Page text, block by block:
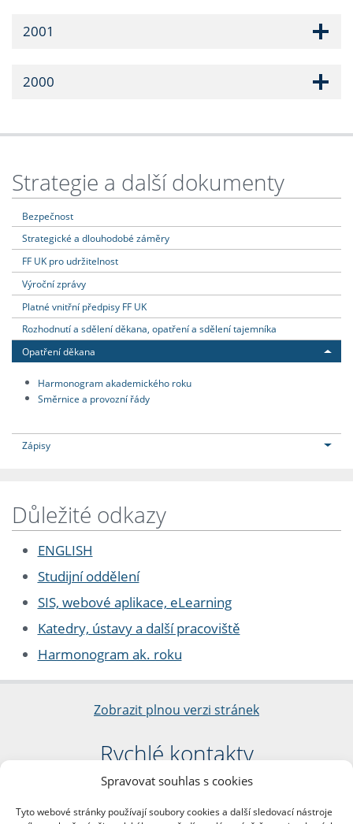
Spravovat souhlas s cookies
Tyto webové stránky používají soubory cookies a další sledovací nástroje
2001
2000
Strategie a další dokumenty
Bezpečnost
Strategické a dlouhodobé záměry
FF UK pro udržitelnost
Výroční zprávy
Platné vnitřní předpisy FF UK
Rozhodnutí a sdělení děkana, opatření a sdělení tajemníka
Opatření děkana
Harmonogram akademického roku
Směrnice a provozní řády
Zápisy
Důležité odkazy
ENGLISH
Studijní oddělení
SIS, webové aplikace, eLearning
Katedry, ústavy a další pracoviště
Harmonogram ak. roku
Zobrazit plnou verzi stránek
Rychlé kontakty
Filozofická fakulta
nám. Jana Palacha 1/2